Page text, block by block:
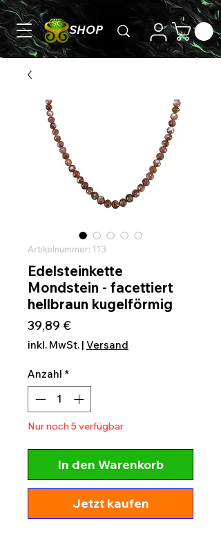
SHOP
Artikelnummer: 113
Edelsteinkette
Mondstein - facettiert
hellbraun kugelförmig
39,89 €Preis
inkl. MwSt. | Versand
Anzahl *
Nur noch 5 verfügbar
In den Warenkorb
Jetzt kaufen